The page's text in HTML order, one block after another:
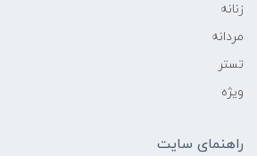
زنانه
مردانه
تستر
ویژه
راهنمای سایت